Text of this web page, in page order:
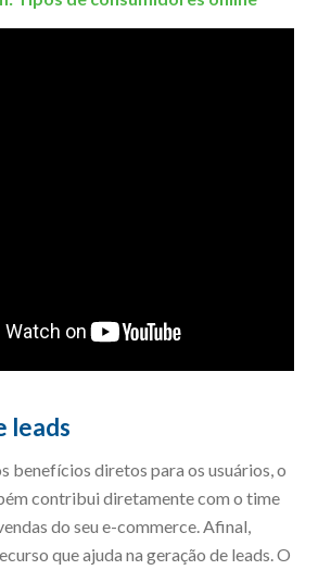
leads
benefícios diretos para os usuários, o
contribui diretamente com o time
do seu e-commerce. Afinal,
que ajuda na geração de leads. O